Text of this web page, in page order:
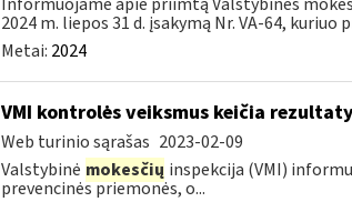
2024 m. liepos 31 d. įsakymą Nr. VA-64,
Metai: 2024
VMI kontrolės veiksmus keičia
Web turinio sąrašas 2023-02-09
Valstybinė mokesčių inspekcija (VMI)
prevencinės priemonės, o...